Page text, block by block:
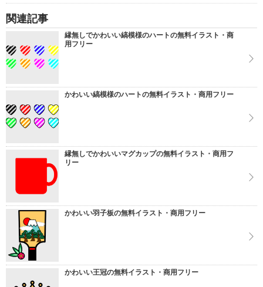
関連記事
縁無しでかわいい縞模様のハートの無料イラスト・商
用フリー
かわいい縞模様のハートの無料イラスト・商用フリー
縁無しでかわいいマグカップの無料イラスト・商用フ
リー
かわいい羽子板の無料イラスト・商用フリー
かわいい王冠の無料イラスト・商用フリー